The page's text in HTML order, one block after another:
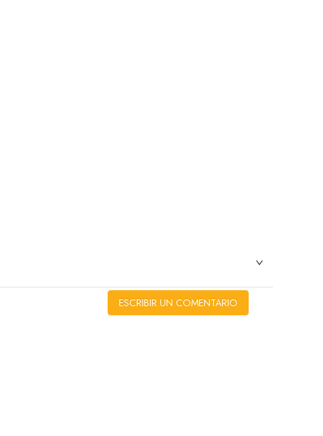
ESCRIBIR UN COMENTARIO